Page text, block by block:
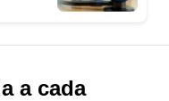
a cada